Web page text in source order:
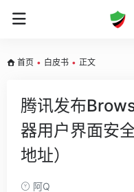
首页 • 白皮书 • 正文
腾讯发布
器用户界面安
地址）
阿Q